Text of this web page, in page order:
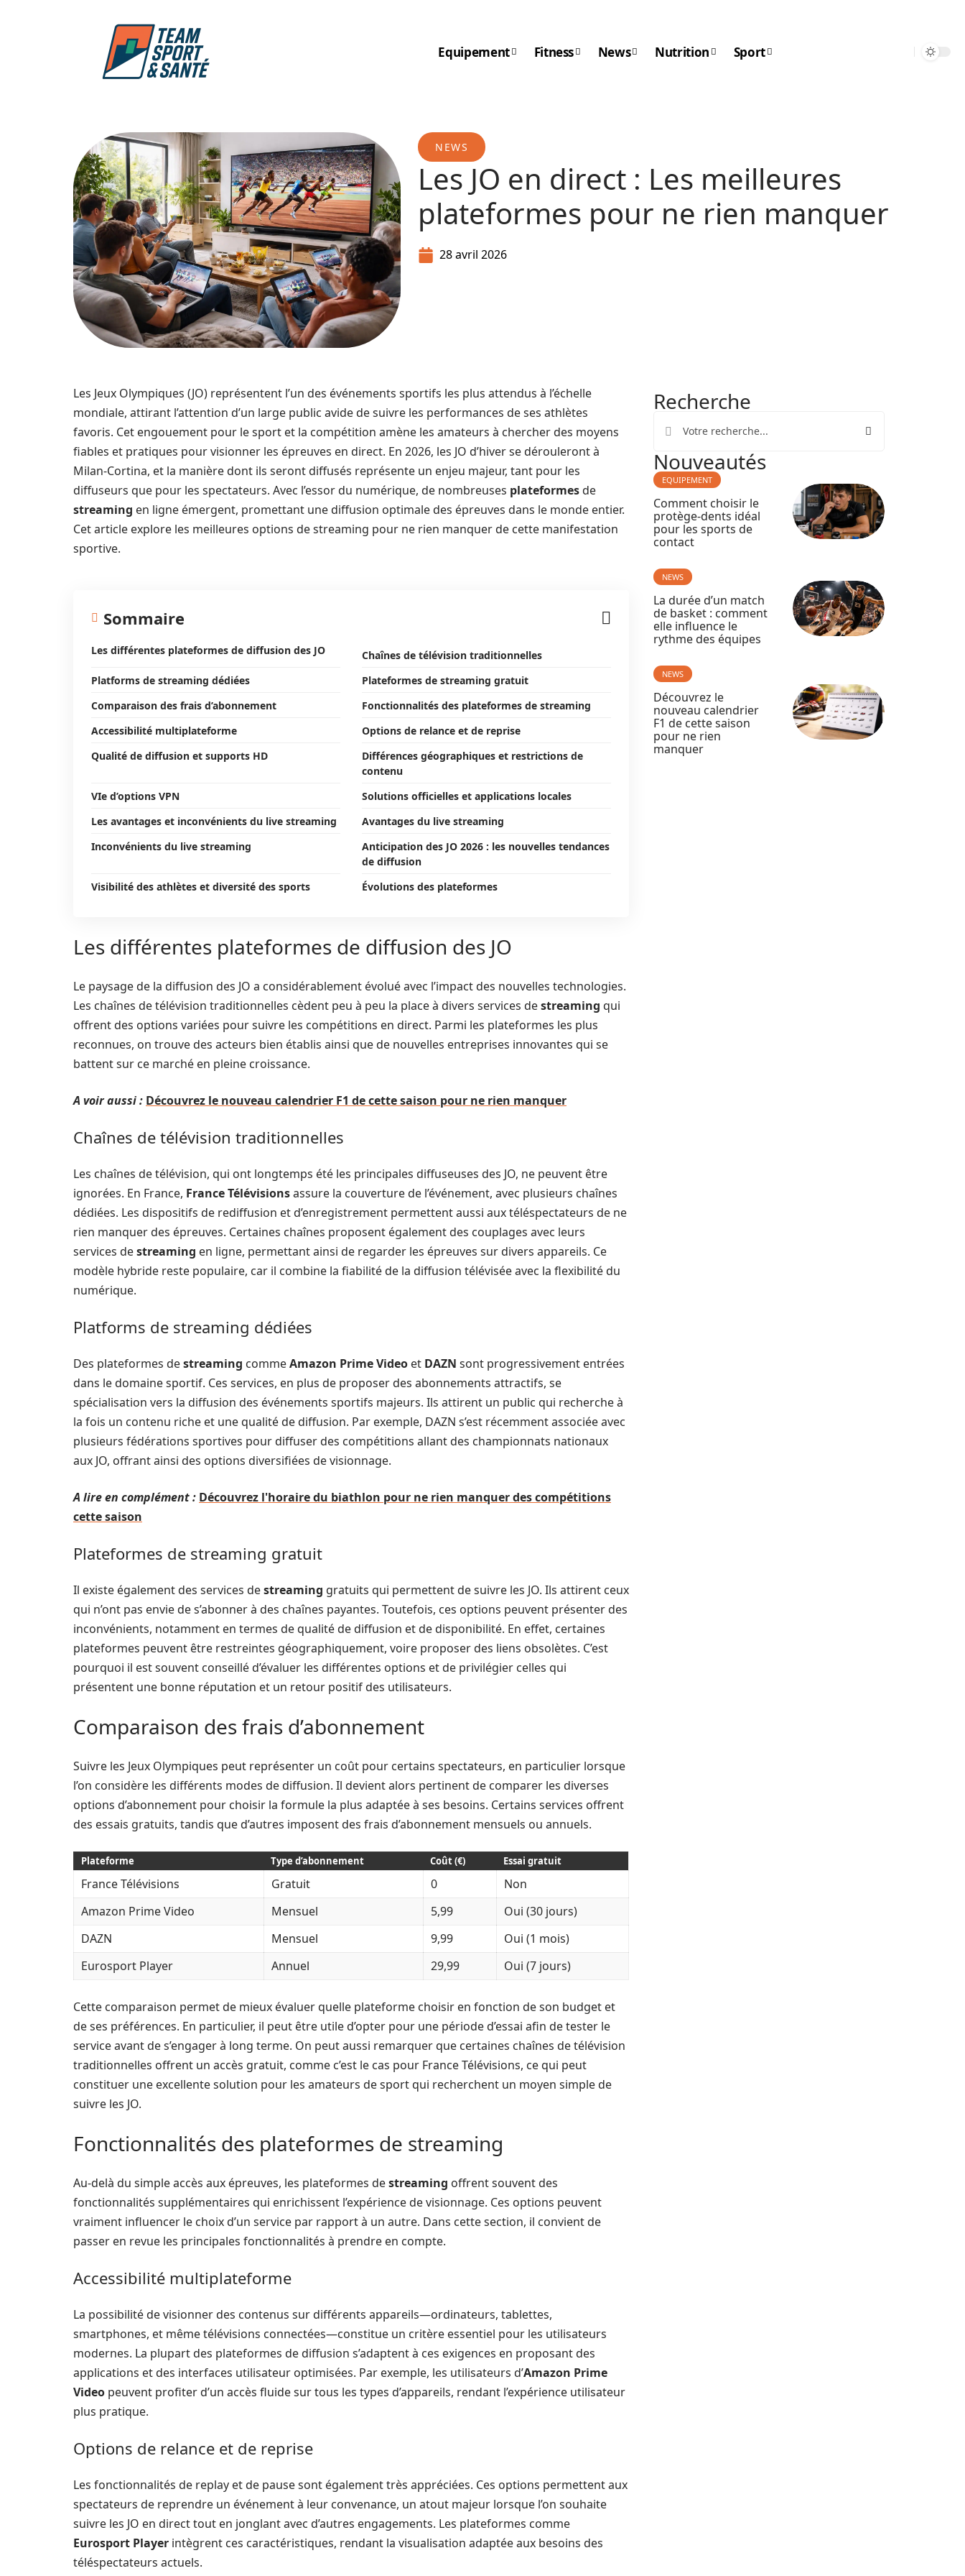
Equipement Fitness News Nutrition Sport
NEWS
Les JO en direct : Les meilleures
plateformes pour ne rien manquer
28 avril 2026
Les Jeux Olympiques (JO) représentent l’un des événements sportifs les plus attendus à l’échelle
mondiale, attirant l’attention d’un large public avide de suivre les performances de ses athlètes
favoris. Cet engouement pour le sport et la compétition amène les amateurs à chercher des moyens
fiables et pratiques pour visionner les épreuves en direct. En 2026, les JO d’hiver se dérouleront à
Milan-Cortina, et la manière dont ils seront diffusés représente un enjeu majeur, tant pour les
diffuseurs que pour les spectateurs. Avec l’essor du numérique, de nombreuses plateformesde
streaming en ligne émergent, promettant une diffusion optimale des épreuves dans le monde entier.
Cet article explore les meilleures options de streaming pour ne rien manquer de cette manifestation
sportive.
Sommaire
Les différentes plateformes de diffusion des JO
Chaînes de télévision traditionnelles
Platforms de streaming dédiées
Plateformes de streaming gratuit
Comparaison des frais d’abonnement
Fonctionnalités des plateformes de streaming
Accessibilité multiplateforme
Options de relance et de reprise
Qualité de diffusion et supports HD
Différences géographiques et restrictions de
contenu
VIe d’options VPN
Solutions officielles et applications locales
Les avantages et inconvénients du live streaming
Avantages du live streaming
Inconvénients du live streaming
Anticipation des JO 2026 : les nouvelles tendances
de diffusion
Visibilité des athlètes et diversité des sports
Évolutions des plateformes
Les différentes plateformes de diffusion des JO
Le paysage de la diffusion des JO a considérablement évolué avec l’impact des nouvelles technologies.
Les chaînes de télévision traditionnelles cèdent peu à peu la place à divers services destreaming qui
offrent des options variées pour suivre les compétitions en direct. Parmi les plateformes les plus
reconnues, on trouve des acteurs bien établis ainsi que de nouvelles entreprises innovantes qui se
battent sur ce marché en pleine croissance.
A voir aussi : Découvrez le nouveau calendrier F1 de cette saison pour ne rien manquer
Chaînes de télévision traditionnelles
Les chaînes de télévision, qui ont longtemps été les principales diffuseuses des JO, ne peuvent être
ignorées. En France, France Télévisionsassure la couverture de l’événement, avec plusieurs chaînes
dédiées. Les dispositifs de rediffusion et d’enregistrement permettent aussi aux téléspectateurs de ne
rien manquer des épreuves. Certaines chaînes proposent également des couplages avec leurs
services destreaming en ligne, permettant ainsi de regarder les épreuves sur divers appareils. Ce
modèle hybride reste populaire, car il combine la fiabilité de la diffusion télévisée avec la flexibilité du
numérique.
Platforms de streaming dédiées
Des plateformes destreaming commeAmazon Prime Video et DAZN sont progressivement entrées
dans le domaine sportif. Ces services, en plus de proposer des abonnements attractifs, se
spécialisation vers la diffusion des événements sportifs majeurs. Ils attirent un public qui recherche à
la fois un contenu riche et une qualité de diffusion. Par exemple, DAZN s’est récemment associée avec
plusieurs fédérations sportives pour diffuser des compétitions allant des championnats nationaux
aux JO, offrant ainsi des options diversifiées de visionnage.
A lire en complément : Découvrez l'horaire du biathlon pour ne rien manquer des compétitions
cette saison
Plateformes de streaming gratuit
Il existe également des services destreaming gratuits qui permettent de suivre les JO. Ils attirent ceux
qui n’ont pas envie de s’abonner à des chaînes payantes. Toutefois, ces options peuvent présenter des
inconvénients, notamment en termes de qualité de diffusion et de disponibilité. En effet, certaines
plateformes peuvent être restreintes géographiquement, voire proposer des liens obsolètes. C’est
pourquoi il est souvent conseillé d’évaluer les différentes options et de privilégier celles qui
présentent une bonne réputation et un retour positif des utilisateurs.
Comparaison des frais d’abonnement
Suivre les Jeux Olympiques peut représenter un coût pour certains spectateurs, en particulier lorsque
l’on considère les différents modes de diffusion. Il devient alors pertinent de comparer les diverses
options d’abonnement pour choisir la formule la plus adaptée à ses besoins. Certains services offrent
des essais gratuits, tandis que d’autres imposent des frais d’abonnement mensuels ou annuels.
Plateforme Type d’abonnement Coût (€) Essai gratuit
France Télévisions Gratuit 0
Non
Amazon Prime Video
Mensuel 5,99
Oui (30 jours)
DAZN
Mensuel 9,99
Oui (1 mois)
Eurosport Player
Annuel 29,99 Oui (7 jours)
Cette comparaison permet de mieux évaluer quelle plateforme choisir en fonction de son budget et
de ses préférences. En particulier, il peut être utile d’opter pour une période d’essai afin de tester le
service avant de s’engager à long terme. On peut aussi remarquer que certaines chaînes de télévision
traditionnelles offrent un accès gratuit, comme c’est le cas pour France Télévisions, ce qui peut
constituer une excellente solution pour les amateurs de sport qui recherchent un moyen simple de
suivre les JO.
Fonctionnalités des plateformes de streaming
Au-delà du simple accès aux épreuves, les plateformes destreaming offrent souvent des
fonctionnalités supplémentaires qui enrichissent l’expérience de visionnage. Ces options peuvent
vraiment influencer le choix d’un service par rapport à un autre. Dans cette section, il convient de
passer en revue les principales fonctionnalités à prendre en compte.
Accessibilité multiplateforme
La possibilité de visionner des contenus sur différents appareils—ordinateurs, tablettes,
smartphones, et même télévisions connectées—constitue un critère essentiel pour les utilisateurs
modernes. La plupart des plateformes de diffusion s’adaptent à ces exigences en proposant des
applications et des interfaces utilisateur optimisées. Par exemple, les utilisateurs d’Amazon Prime
Video peuvent profiter d’un accès fluide sur tous les types d’appareils, rendant l’expérience utilisateur
plus pratique.
Options de relance et de reprise
Les fonctionnalités de replay et de pause sont également très appréciées. Ces options permettent aux
spectateurs de reprendre un événement à leur convenance, un atout majeur lorsque l’on souhaite
suivre les JO en direct tout en jonglant avec d’autres engagements. Les plateformes comme
Eurosport Player intègrent ces caractéristiques, rendant la visualisation adaptée aux besoins des
téléspectateurs actuels.
Recherche
Nouveautés
EQUIPEMENT
Comment choisir le
protège-dents idéal
pour les sports de
contact
NEWS
La durée d’un match
de basket : comment
elle influence le
rythme des équipes
NEWS
Découvrez le
nouveau calendrier
F1 de cette saison
pour ne rien
manquer